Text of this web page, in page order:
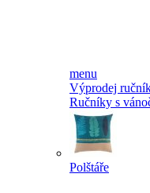
menu
Výprodej
Ručníky s
Polštáře